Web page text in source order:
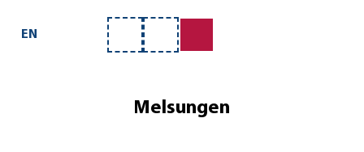
EN
Merkzettel
Suche
Melsungen